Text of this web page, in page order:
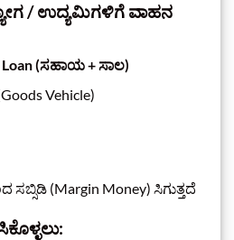
/ ಉದ್ಯಮಿಗಳಿಗೆ ವಾಹನ
Loan (ಸಹಾಯ + ಸಾಲ)
Vehicle)
ಸಬ್ಸಿಡಿ (Margin Money) ಸಿಗುತ್ತದೆ